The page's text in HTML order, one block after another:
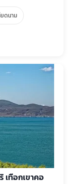
ดนาม
เทือกเขาคอ